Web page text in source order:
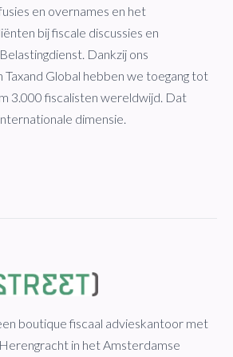
en overnames en het
bij fiscale discussies en
Dankzij ons
Global hebben we toegang tot
3.000 fiscalisten wereldwijd. Dat
dimensie.
boutique fiscaal advieskantoor met
in het Amsterdamse